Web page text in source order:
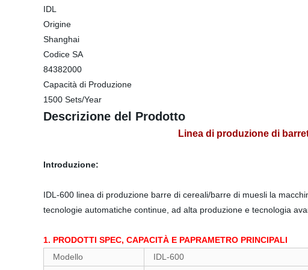
IDL
Origine
Shanghai
Codice SA
84382000
Capacità di Produzione
1500 Sets/Year
Descrizione del Prodotto
Linea di produzione di
Introduzione:
IDL-600 linea di produzione barre di cereali/barre di muesli la
tecnologie automatiche continue, ad alta produzione e tecnologia
1. PRODOTTI SPEC, CAPACITÀ E PAPRAMETRO PRINCIPALI
Modello
IDL-600